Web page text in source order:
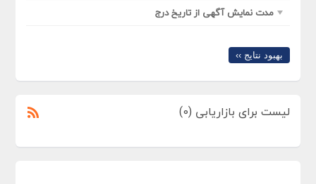
مدت نمایش آگهی از تاریخ درج
بهبود نتایج ››
لیست برای بازاریابی (0)